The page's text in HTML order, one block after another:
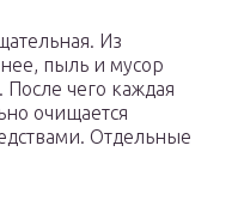
Из
пыль и мусор
чего каждая
очищается
Отдельные